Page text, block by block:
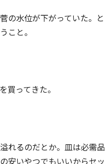
の水位が下がっていた。と
こと。
買ってきた。
れるのだとか。皿は必需品
安いやつでもいいからセッ